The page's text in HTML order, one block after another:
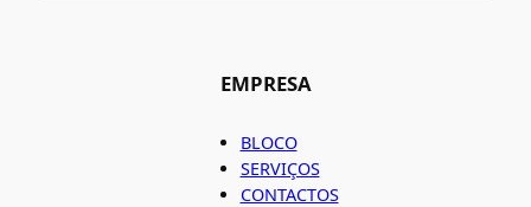
EMPRESA
BLOCO
SERVIÇOS
CONTACTOS